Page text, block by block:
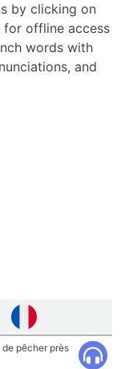
by clicking on
for offline access
words with
and
pêcher près